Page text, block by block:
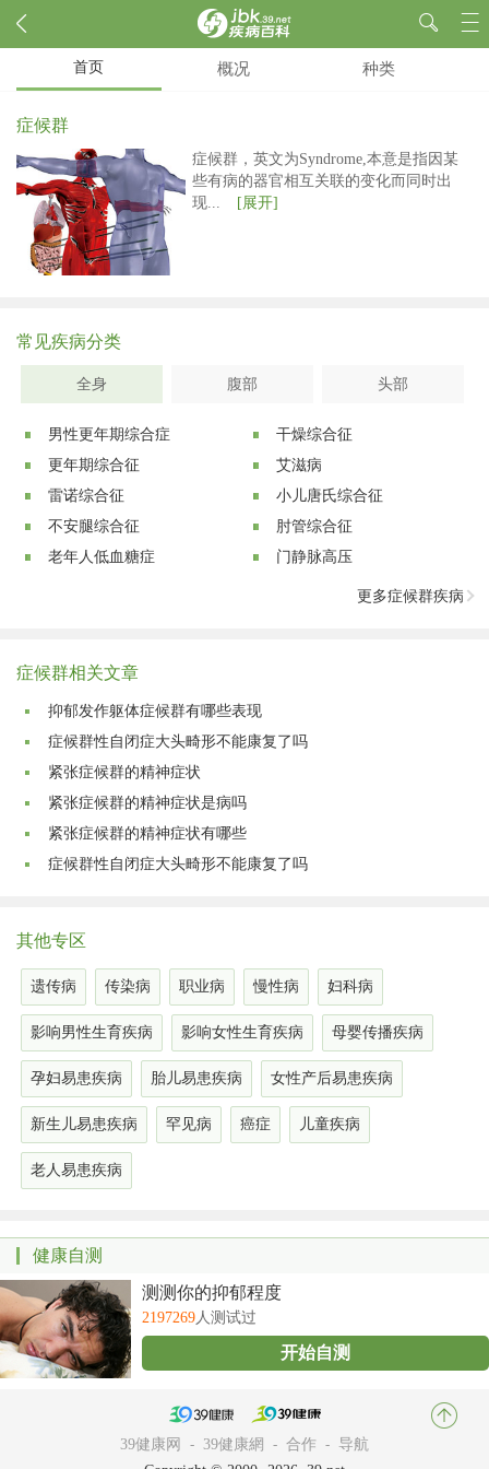
首页 概况 种类
症候群
症候群，英文为Syndrome,本意是指因某
些有病的器官相互关联的变化而同时出
现...
[展开]
常见疾病分类
全身 腹部 头部
男性更年期综合症
干燥综合征
更年期综合征
艾滋病
雷诺综合征
小儿唐氏综合征
不安腿综合征
肘管综合征
老年人低血糖症
门静脉高压
更多症候群疾病
症候群相关文章
抑郁发作躯体症候群有哪些表现
症候群性自闭症大头畸形不能康复了吗
紧张症候群的精神症状
紧张症候群的精神症状是病吗
紧张症候群的精神症状有哪些
症候群性自闭症大头畸形不能康复了吗
其他专区
遗传病 传染病 职业病 慢性病 妇科病
影响男性生育疾病 影响女性生育疾病 母婴传播疾病
孕妇易患疾病 胎儿易患疾病 女性产后易患疾病
新生儿易患疾病 罕见病 癌症 儿童疾病
老人易患疾病
健康自测
测测你的抑郁程度
2197269 人测试过
开始自测
39健康网 - 39健康網 - 合作 - 导航